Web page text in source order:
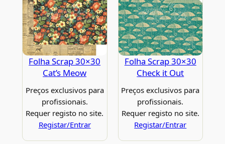
Folha Scrap 30×30
Cat’s Meow
Preços exclusivos para
profissionais.
Requer registo no site.
Registar/Entrar
Folha Scrap 30×30
Check it Out
Preços exclusivos para
profissionais.
Requer registo no site.
Registar/Entrar